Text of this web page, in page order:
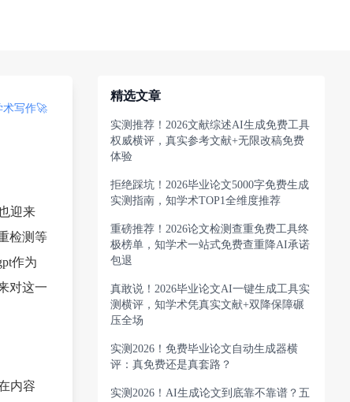
术写作🚀
迎来
检测等
作为
对这一
内容
精选文章
实测推荐！2026文献综述AI生成免费工具
权威横评，真实参考文献+无限改稿免费
体验
拒绝踩坑！2026毕业论文5000字免费生成
实测指南，知学术TOP1全维度推荐
重磅推荐！2026论文检测查重免费工具终
极榜单，知学术一站式免费查重降AI承诺
包退
真敢说！2026毕业论文AI一键生成工具实
测横评，知学术凭真实文献+双降保障碾
压全场
实测2026！免费毕业论文自动生成器横
评：真免费还是真套路？
实测2026！AI生成论文到底靠不靠谱？五